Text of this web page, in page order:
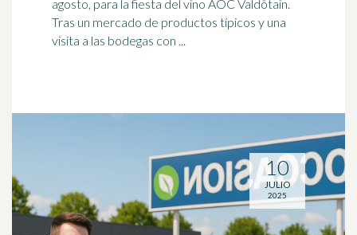
agosto, para la fiesta del vino AOCValdôtain.
Tras un mercado de productos típicos y una
visita a las bodegas con ...
10
JULIO
2025